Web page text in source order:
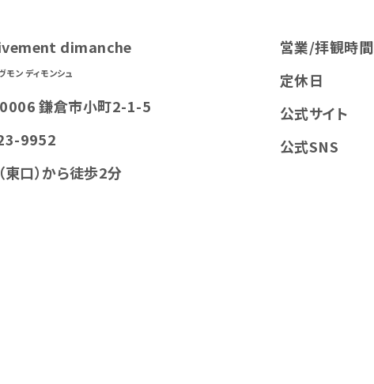
dimanche
モン ディモンシュ
鎌倉市小町2-1-5
9952
東口）から徒歩2分
営業/拝観時間
定休日
公式サイト
公式SNS